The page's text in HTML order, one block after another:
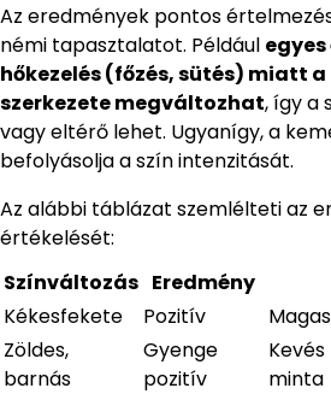
Az eredmények pontos
némi tapasztalatot. Például
hőkezelés (főzés, sütés) miatt
szerkezete megváltozhat, így a
vagy eltérő lehet. Ugyanígy, a
befolyásolja a szín intenzitását.
Az alábbi táblázat szemlélteti az
értékelését:
Színváltozás Eredmény
Kékesfekete
Pozitív
Zöldes,
barnás
Gyenge
pozitív
minta